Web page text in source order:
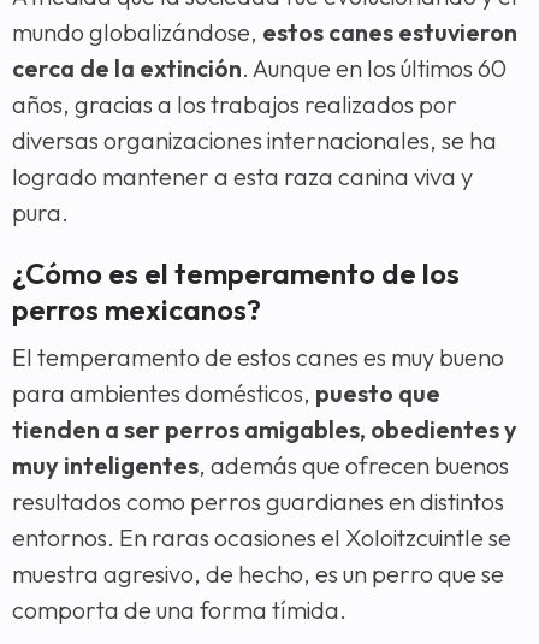
mundo globalizándose, estos canes estuvieron
cerca de la extinción. Aunque en los últimos 60
años, gracias a los trabajos realizados por
diversas organizaciones internacionales, se ha
logrado mantener a esta raza canina viva y
pura.
¿Cómo es el temperamento de los
perros mexicanos?
El temperamento de estos canes es muy bueno
para ambientes domésticos, puesto que
tienden a ser perros amigables, obedientes y
muy inteligentes, además que ofrecen buenos
resultados como perros guardianes en distintos
entornos. En raras ocasiones el Xoloitzcuintle se
muestra agresivo, de hecho, es un perro que se
comporta de una forma tímida.